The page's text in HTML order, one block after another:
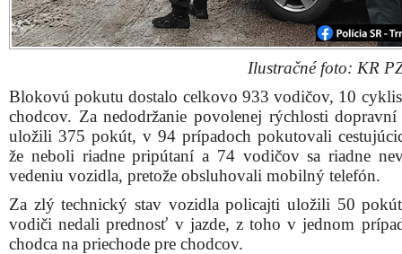
Ilustračné foto: KR
Blokovú pokutu dostalo celkovo 933 vodičov, 10
chodcov. Za nedodržanie povolenej rýchlosti
uložili 375 pokút, v 94 prípadoch pokutovali
že neboli riadne pripútaní a 74 vodičov sa riadne
vedeniu vozidla, pretože obsluhovali mobilný telefón.
Za zlý technický stav vozidla policajti uložili 50
vodiči nedali prednosť v jazde, z toho v jednom
chodca na priechode pre chodcov.